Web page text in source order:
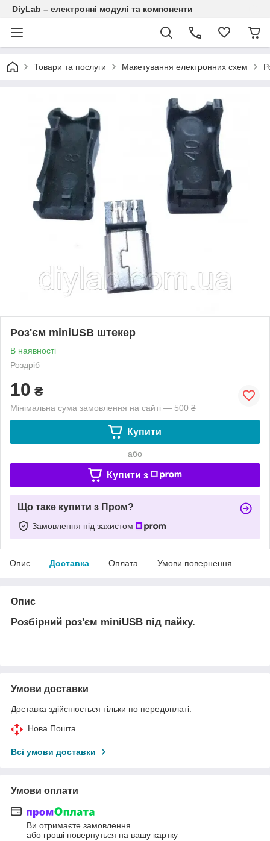
DiyLab – електронні модулі та компоненти
Товари та послуги Макетування електронних схем
Роз'єм miniUSB штекер
В наявності
Роздріб
10 ₴
Мінімальна сума замовлення на сайті — 500 ₴
Купити
або
Купити з
Що таке купити з Пром?
Замовлення під захистом
Опис Доставка Оплата Умови повернення
Опис
Розбірний роз'єм miniUSB під пайку.
Умови доставки
Доставка здійснюється тільки по передоплаті.
Нова Пошта
Всі умови доставки
Умови оплати
Ви отримаєте замовлення
або гроші повернуться на вашу картку